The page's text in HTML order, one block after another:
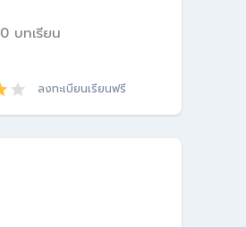
0 บทเรียน
ลงทะเบียนเรียนฟรี